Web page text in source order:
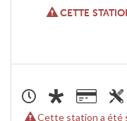
CETTE
Cette station a été